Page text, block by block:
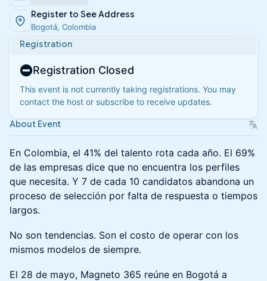
Register to See Address
Bogotá, Colombia
Registration
Registration Closed
This event is not currently taking registrations. You may
contact the host or subscribe to receive updates.
About Event
En Colombia, el 41% del talento rota cada año. El 69%
de las empresas dice que no encuentra los perfiles
que necesita. Y 7 de cada 10 candidatos abandona un
proceso de selección por falta de respuesta o tiempos
largos.
No son tendencias. Son el costo de operar con los
mismos modelos de siempre.
El 28 de mayo, Magneto 365 reúne en Bogotá a